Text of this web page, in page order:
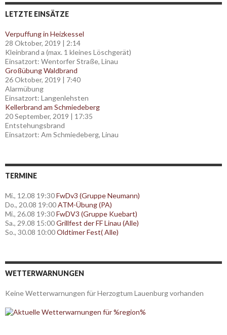
LETZTE EINSÄTZE
Verpuffung in Heizkessel
28 Oktober, 2019 | 2:14
Kleinbrand a (max. 1 kleines Löschgerät)
Einsatzort: Wentorfer Straße, Linau
Großübung Waldbrand
26 Oktober, 2019 | 7:40
Alarmübung
Einsatzort: Langenlehsten
Kellerbrand am Schmiedeberg
20 September, 2019 | 17:35
Entstehungsbrand
Einsatzort: Am Schmiedeberg, Linau
TERMINE
Mi., 12.08 19:30FwDv3 (Gruppe Neumann)
Do., 20.08 19:00ATM-Übung (PA)
Mi., 26.08 19:30FwDV3 (Gruppe Kuebart)
Sa., 29.08 15:00Grillfest der FF Linau (Alle)
So., 30.08 10:00Oldtimer Fest( Alle)
WETTERWARNUNGEN
Keine Wetterwarnungen für Herzogtum Lauenburg vorhanden